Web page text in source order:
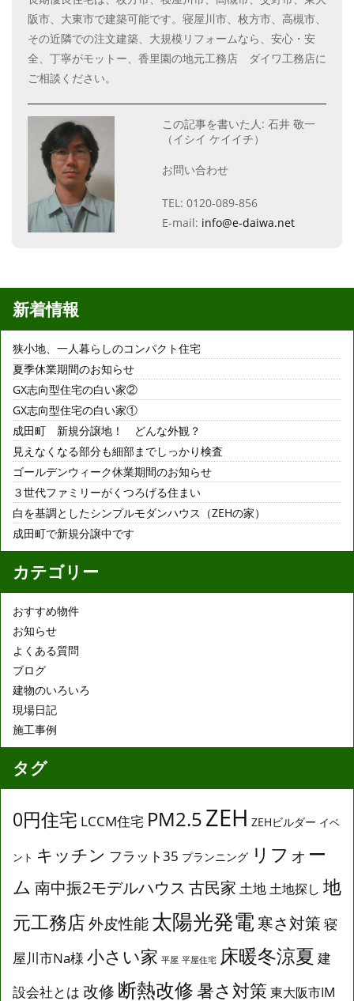
阪市、大東市で建築可能です。寝屋川市、枚方市、高槻市、
その近隣での注文建築、大規模リフォームなら、安心・安
全、丁寧がモットー、香里園の地元工務店 ダイワ工務店に
ご相談ください。
この記事を書いた人: 石井 敬一
（イシイ ケイイチ）
お問い合わせ
TEL: 0120-089-856
E-mail: info@e-daiwa.net
新着情報
狭小地、一人暮らしのコンパクト住宅
夏季休業期間のお知らせ
GX志向型住宅の白い家②
GX志向型住宅の白い家①
成田町 新規分譲地！ どんな外観？
見えなくなる部分も細部までしっかり検査
ゴールデンウィーク休業期間のお知らせ
３世代ファミリーがくつろげる住まい
白を基調としたシンプルモダンハウス（ZEHの家）
成田町で新規分譲中です
カテゴリー
おすすめ物件
お知らせ
よくある質問
ブログ
建物のいろいろ
現場日記
施工事例
タグ
0円住宅 LCCM住宅 PM2.5ZEH ZEHビルダー イベ
ント キッチン フラット35 プランニング リフォー
ム 南中振2モデルハウス 古民家 土地土地探し 地
元工務店 外皮性能 太陽光発電寒さ対策 寝
屋川市Na様 小さい家 平屋 平屋住宅 床暖冬涼夏 建
設会社とは 改修 断熱改修暑さ対策 東大阪市IM